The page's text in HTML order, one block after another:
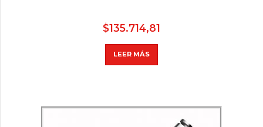
$135.714,81
LEER MÁS